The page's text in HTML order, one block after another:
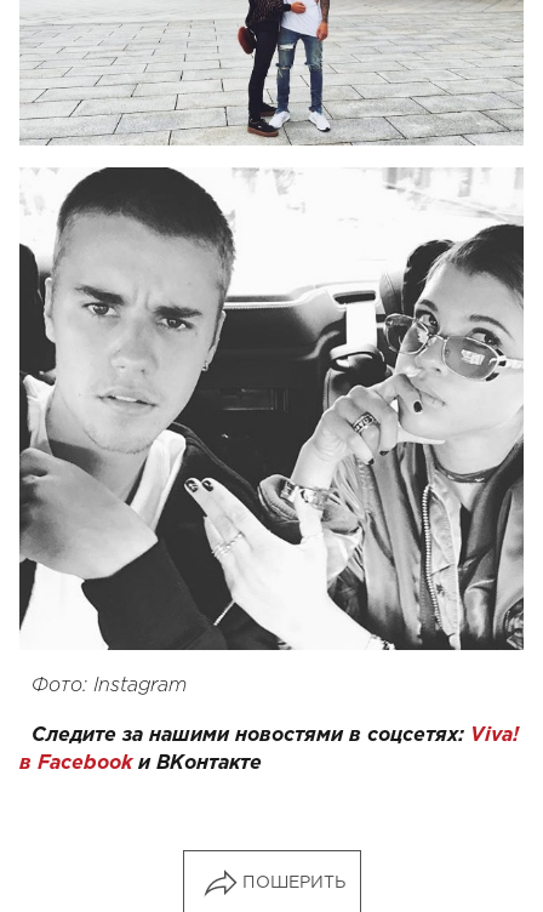
Фото: Instagram
Следите за нашими новостями в соцсетях: Viva!
в Facebookи ВКонтакте
ПОШЕРИТЬ